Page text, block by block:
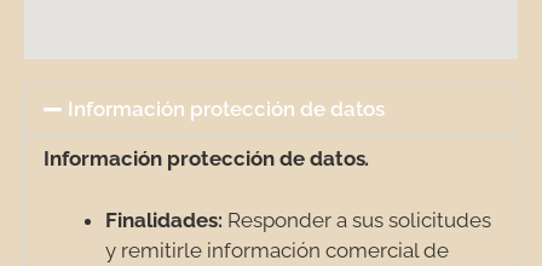
Información protección de datos
Información protección de datos.
Finalidades: Responder a sus solicitudes
y remitirle información comercial de